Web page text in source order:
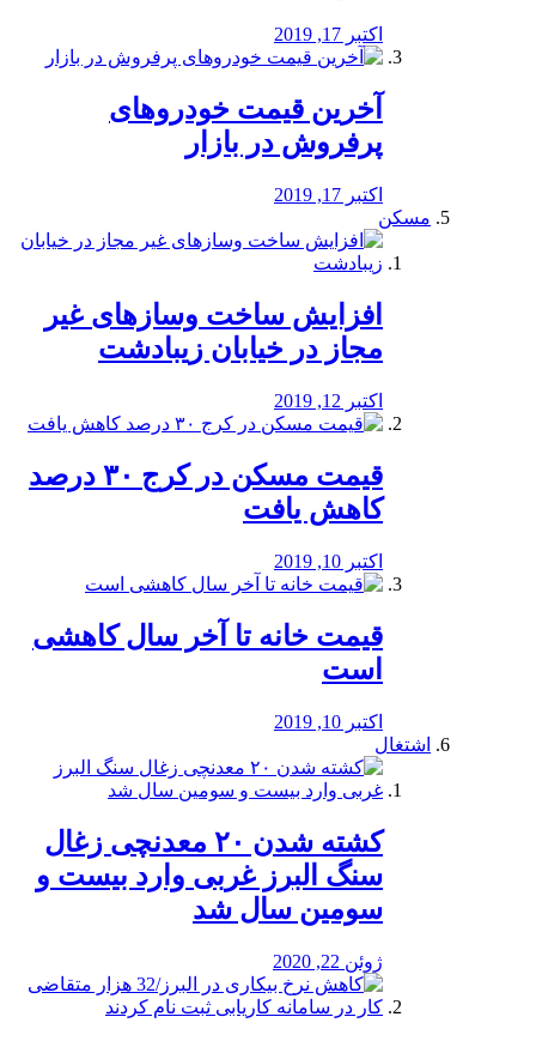
اکتبر 17, 2019
آخرین قیمت خودرو‌های
پرفروش در بازار
اکتبر 17, 2019
مسکن
افزایش ساخت وسازهای غیر
مجاز در خیابان زیبادشت
اکتبر 12, 2019
️قیمت مسکن در کرج ۳۰ درصد
کاهش یافت
اکتبر 10, 2019
قیمت خانه تا آخر سال کاهشی
است
اکتبر 10, 2019
اشتغال
کشته شدن ۲۰ معدنچی زغال
سنگ البرز غربی وارد بیست و
سومین سال شد
ژوئن 22, 2020